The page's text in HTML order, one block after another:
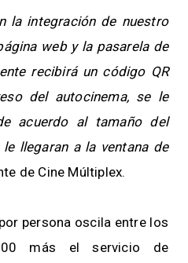
la integración de nuestro
web y la pasarela de
recibirá un código QR
del autocinema, se le
acuerdo al tamaño del
llegaran a la ventana de
de Cine Múltiplex.
persona oscila entre los
más el servicio de